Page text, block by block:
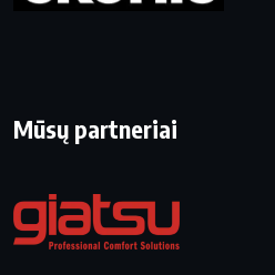
Mūsų partneriai